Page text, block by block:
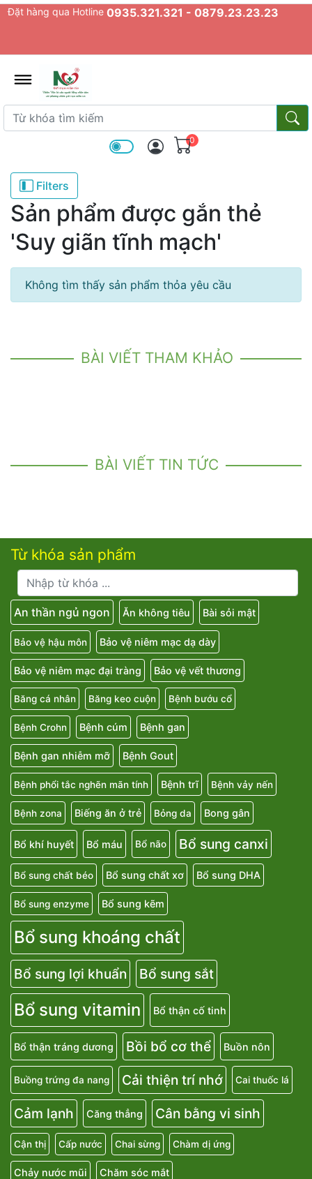
Đặt hàng qua Hotline 0935.321.321 - 0879.23.23.23
Từ khóa tìm kiếm
Từ
0
Filters
Sản phẩm được gắn thẻ
'Suy giãn tĩnh mạch'
Không tìm thấy sản phẩm thỏa yêu cầu
BÀI VIẾT THAM KHẢO
BÀI VIẾT TIN TỨC
Từ khóa sản phẩm
An thần ngủ ngon Ăn không tiêu Bài sỏi mật
Bảo vệ hậu môn Bảo vệ niêm mạc dạ dày
Bảo vệ niêm mạc đại tràng Bảo vệ vết thương
Băng cá nhân Băng keo cuộn Bệnh bướu cổ
Bệnh Crohn Bệnh cúm Bệnh gan
Bệnh gan nhiễm mỡ Bệnh Gout
Bệnh phổi tắc nghẽn mãn tính Bệnh trĩ Bệnh vảy nến
Bệnh zona Biếng ăn ở trẻ Bỏng da Bong gân
Bổ khí huyết Bổ máu Bổ não Bổ sung canxi
Bổ sung chất béo Bổ sung chất xơ Bổ sung DHA
Bổ sung enzyme Bổ sung kẽm
Bổ sung khoáng chất
Bổ sung lợi khuẩn Bổ sung sắt
Bổ sung vitamin Bổ thận cố tinh
Bổ thận tráng dương Bồi bổ cơ thể Buồn nôn
Buồng trứng đa nang Cải thiện trí nhớ Cai thuốc lá
Cảm lạnh Căng thẳng Cân bằng vi sinh
Cận thị Cấp nước Chai sừng Chàm dị ứng
Chảy nước mũi Chăm sóc mắt